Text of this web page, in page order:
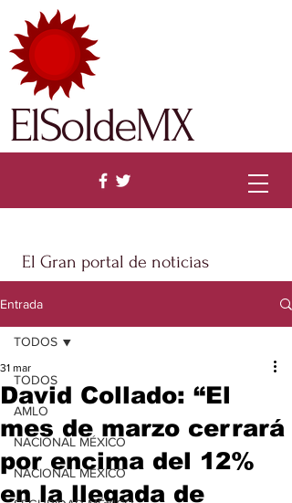
El Gran portal de noticias
ElSoldeMX
Entrada
TODOS
AMLO
NACIONAL MÉXICO
NACIONAL MÉXICO
TODOS
David Collado: “El
mes de marzo cerrará
por encima del 12%
en la llegada de
31 mar